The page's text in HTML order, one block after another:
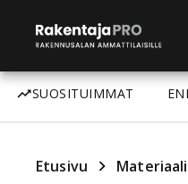
SUOSITUIMMAT
Etusivu